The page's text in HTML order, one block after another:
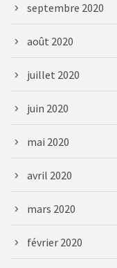
septembre 2020
août 2020
juillet 2020
juin 2020
mai 2020
avril 2020
mars 2020
février 2020